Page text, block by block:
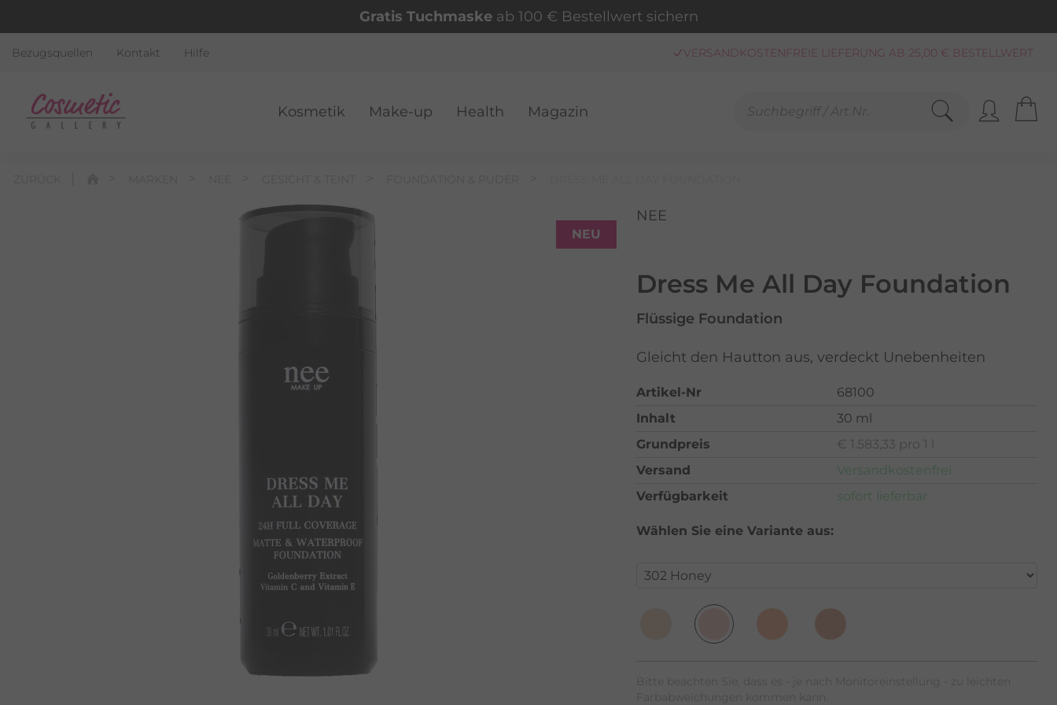
Gratis Tuchmaskeab 100 € Bestellwert sichern
Bezugsquellen Kontakt Hilfe
KAUF AUF RECHNUNG**, LASTSCHRIFT
FREUNDLICHER SERVICE 0800-808159
GEPRÜFTER, ZERTIFIZIERTER SHOP
Kosmetik Make-up Health Magazin
NEU
NEE
Dress Me All Day Foundation
Flüssige Foundation
Gleicht den Hautton aus, verdeckt Unebenheiten
Artikel-Nr
68100
Inhalt
30 ml
Grundpreis
€ 1.583,33 pro 1 l
Versand
Versandkostenfrei
Verfügbarkeit
sofort lieferbar
Wählen Sie eine Variante aus: